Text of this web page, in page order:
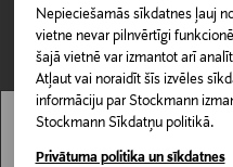
Nepieciešamās sīkdatnes ļauj
vietne nevar pilnvērtīgi
šajā vietnē var izmantot arī
Atļaut vai noraidīt šīs izvēles
informāciju par Stockmann
Stockmann Sīkdatņu politikā.
Privātuma politika un sīkdatnes
30 ml
Ādas tips
Visiem ādas tipiem
Produkta tips
nedrīkst atdot atpakaļ
atvērts. Aizzīmogotiem
kas tiek atdoti atpakaļ, ir
iepakojumā.
PREČU ATGRIEŠANAS
CITI
Stockmann nav